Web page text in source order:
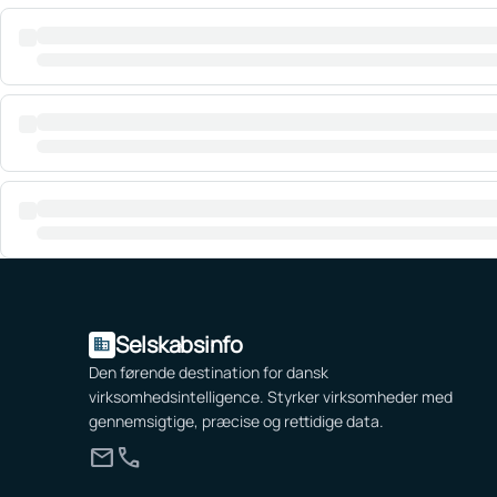
domain Selskabsinfo
Den førende destination for dansk
virksomhedsintelligence. Styrker virksomheder med
gennemsigtige, præcise og rettidige data.
mailcall